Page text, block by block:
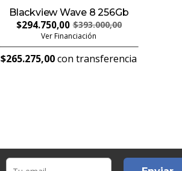
Blackview Wave 8 256Gb
$294.750,00 $393.000,00
Ver Financiación
$265.275,00con transferencia